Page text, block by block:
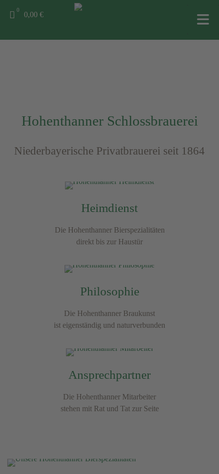
0
0,00 €
Hohenthanner Schlossbrauerei
Niederbayerische Privatbrauerei seit 1864
Heimdienst
Die Hohenthanner Bierspezialitäten
direkt bis zur Haustür
Philosophie
Die Hohenthanner Braukunst
ist eigenständig und naturverbunden
Ansprechpartner
Die Hohenthanner Mitarbeiter
stehen mit Rat und Tat zur Seite